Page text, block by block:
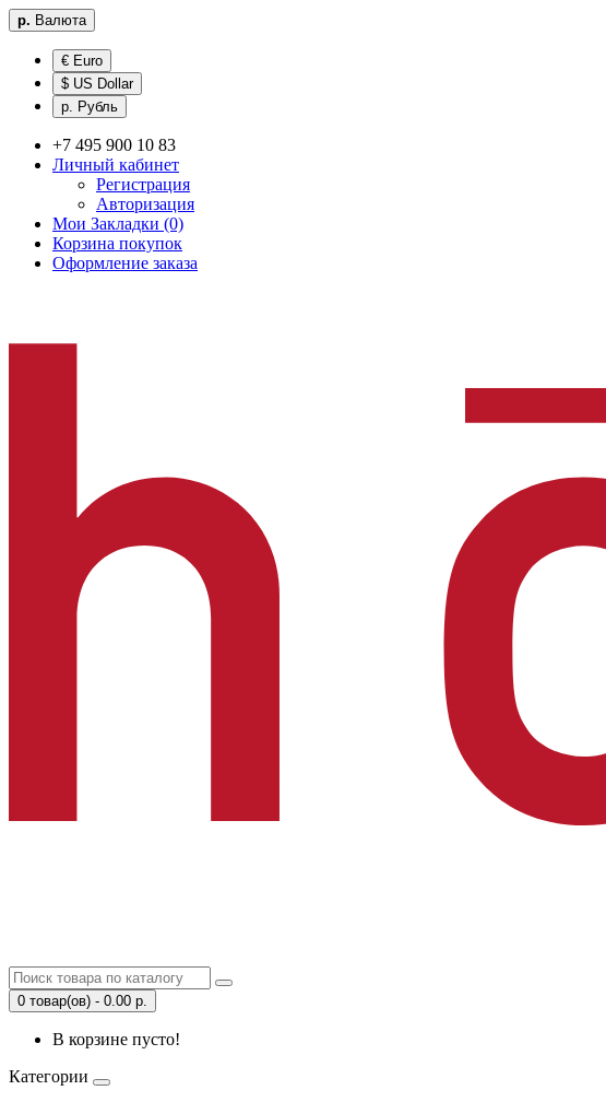
р. Валюта
€ Euro
$ US Dollar
р. Рубль
+7 495 900 10 83
Личный кабинет
Регистрация
Авторизация
Мои Закладки (0)
Корзина покупок
Оформление заказа
0 товар(ов) - 0.00 р.
В корзине пусто!
Категории